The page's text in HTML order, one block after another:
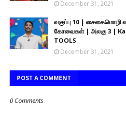
December 31, 2021
வகுப்பு 10 | சைகைமொழி
கோவைகள் | அலகு 3 |
TOOLS
December 31, 2021
POST A COMMENT
0 Comments